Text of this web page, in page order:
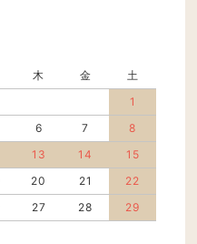
木 金
土
1
6 7
8
13 14
15
20 21
22
27 28
29